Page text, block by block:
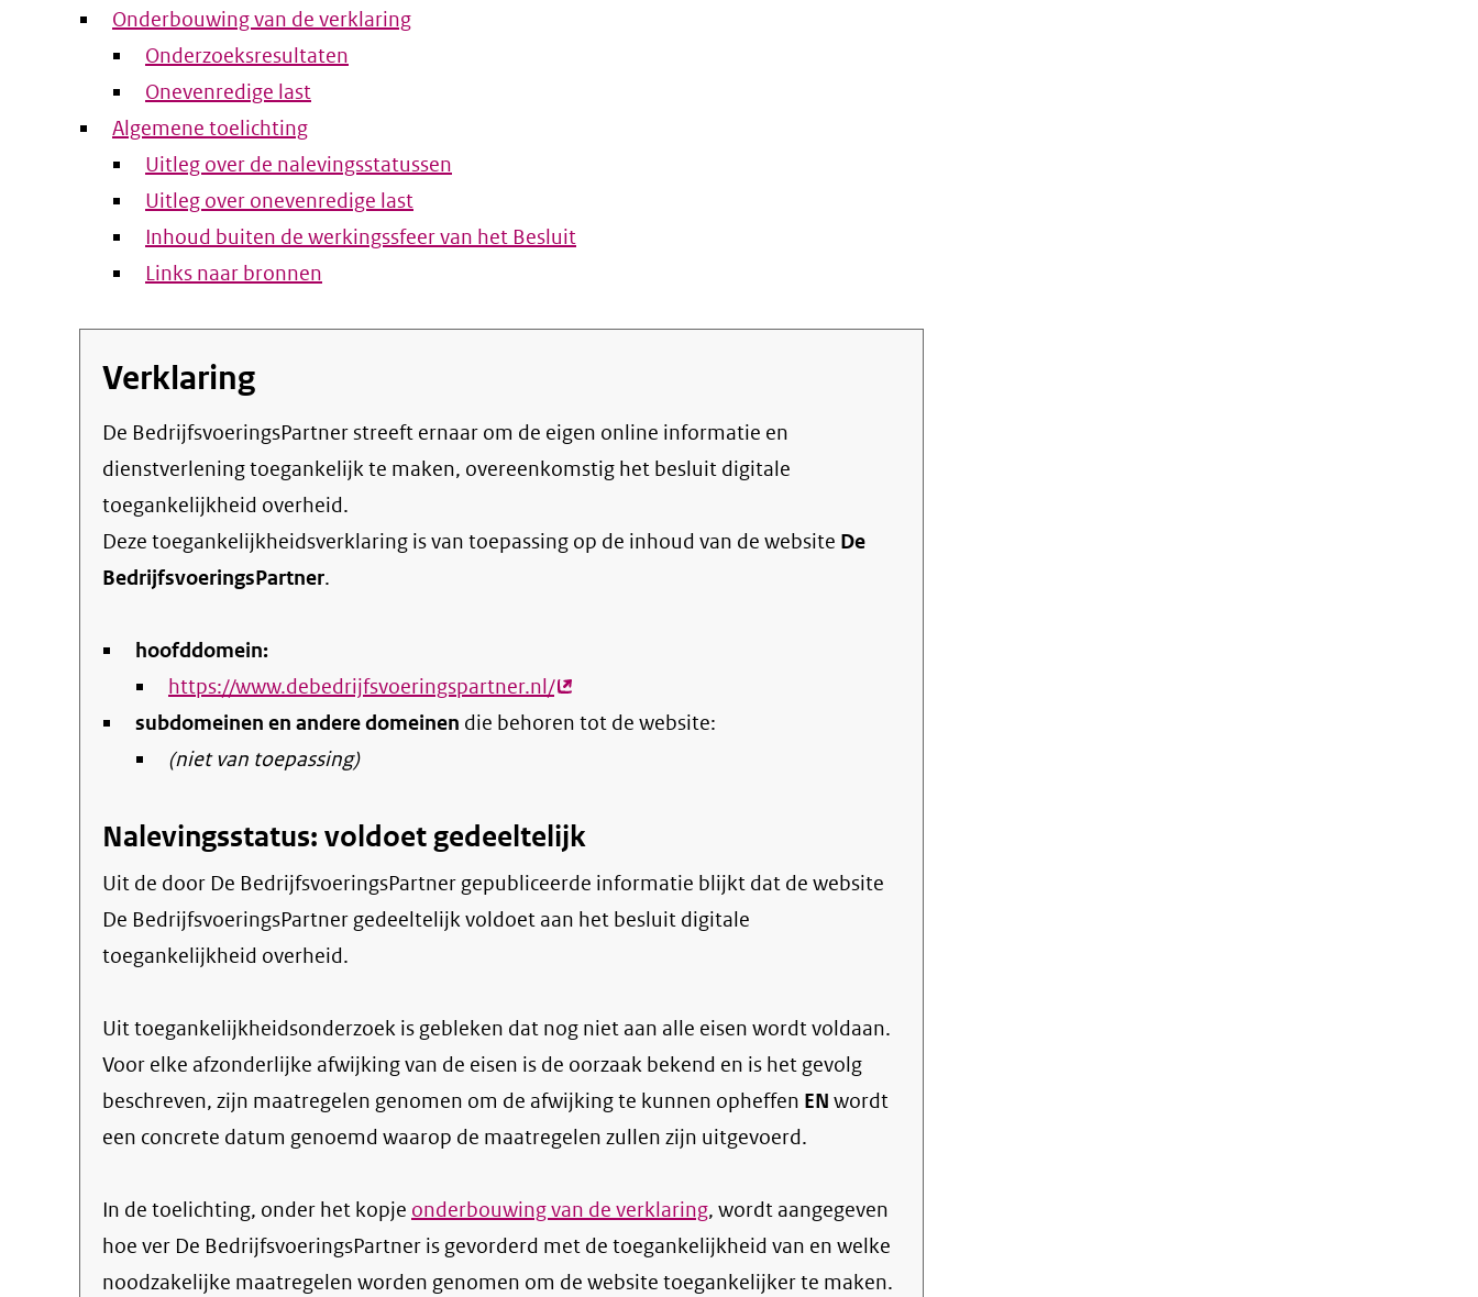
Onderbouwing van de verklaring
Onderzoeksresultaten
Onevenredige last
Algemene toelichting
Uitleg over de nalevingsstatussen
Uitleg over onevenredige last
Inhoud buiten de werkingssfeer van het Besluit
Links naar bronnen
Verklaring
De BedrijfsvoeringsPartner streeft ernaar om de eigen online informatie en
dienstverlening toegankelijk te maken, overeenkomstig het besluit digitale
toegankelijkheid overheid.
Deze toegankelijkheidsverklaring is van toepassing op de inhoud van de website De
BedrijfsvoeringsPartner.
hoofddomein:
https://www.debedrijfsvoeringspartner.nl/(externe
link)
subdomeinen en andere domeinen die behoren tot de website:
(niet van toepassing)
Nalevingsstatus: voldoet gedeeltelijk
Uit de door De BedrijfsvoeringsPartner gepubliceerde informatie blijkt dat de website
De BedrijfsvoeringsPartner gedeeltelijk voldoet aan het besluit digitale
toegankelijkheid overheid.
Uit toegankelijkheidsonderzoek is gebleken dat nog niet aan alle eisen wordt voldaan.
Voor elke afzonderlijke afwijking van de eisen is de oorzaak bekend en is het gevolg
beschreven, zijn maatregelen genomen om de afwijking te kunnen opheffen EN wordt
een concrete datum genoemd waarop de maatregelen zullen zijn uitgevoerd.
In de toelichting, onder het kopje onderbouwing van de verklaring, wordt aangegeven
hoe ver De BedrijfsvoeringsPartner is gevorderd met de toegankelijkheid van en welke
noodzakelijke maatregelen worden genomen om de website toegankelijker te maken.